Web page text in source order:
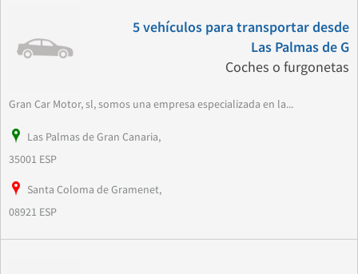
5 vehículos para transportar desde
Las Palmas de G
Coches o furgonetas
Gran Car Motor, sl, somos una empresa especializada en la...
Las Palmas de Gran Canaria,
35001 ESP
Santa Coloma de Gramenet,
08921 ESP